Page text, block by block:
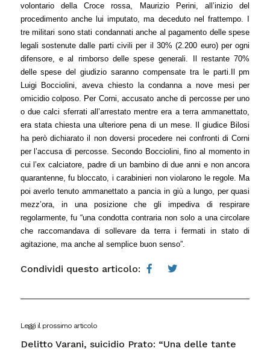
volontario della Croce rossa, Maurizio Perini, all’inizio del
procedimento anche lui imputato, ma deceduto nel frattempo. I
tre militari sono stati condannati anche al pagamento delle spese
legali sostenute dalle parti civili per il 30% (2.200 euro) per ogni
difensore, e al rimborso delle spese generali. Il restante 70%
delle spese del giudizio saranno compensate tra le parti.Il pm
Luigi Bocciolini,aveva chiesto la condanna a nove mesi per
omicidio colposo. Per Corni, accusato anche di percosse per uno
o due calci sferrati all’arrestato mentre era a terra ammanettato,
era stata chiesta una ulteriore pena di un mese. Il giudice Bilosi
ha però dichiarato il non doversi procedere nei confronti di Corni
per l’accusa di percosse. Secondo Bocciolini, fino al momento in
cui l’ex calciatore, padre di un bambino di due anni e non ancora
quarantenne, fu bloccato, i carabinieri non violarono le regole. Ma
poi averlo tenuto ammanettato a pancia in giù a lungo, per quasi
mezz’ora, in una posizione che gli impediva di respirare
regolarmente, fu “una condotta contraria non solo a una circolare
che raccomandava di sollevare da terra i fermati in stato di
agitazione, ma anche al semplice buon senso”.
Condividi questo articolo:
Leggi il prossimo articolo
Delitto Varani, suicidio Prato: “Una delle tante